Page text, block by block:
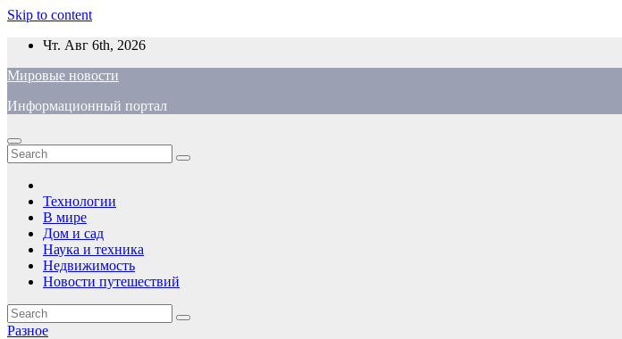
Skip to content
Чт. Авг 6th, 2026
Мировые новости
Информационный портал
Технологии
В мире
Дом и сад
Наука и техника
Недвижимость
Новости путешествий
Разное